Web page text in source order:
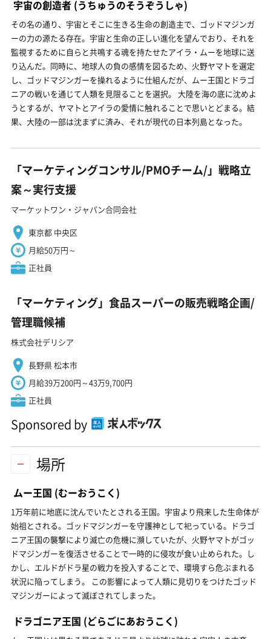
宇宙の創造者 (うちゅうのそうぞうしゃ)
その名の通り、宇宙とそこに生きる生命の創造主で、ゴッドマジンガ
ーの力の源たる存在。宇宙と生命の正しい進化を望んでおり、それを
監視するために自らと共鳴する魂を持たせたアイラ・ムーを地球に送
り込んだ。同時に、地球人の負の感情を図るため、火野ヤマトを選定
し、ゴッドマジンガーを操れるように仕組んだが、ムー王国とドラゴ
ニアの戦いを通じて人類を見限ることを選択。 大陸を海の底に沈めよ
うとするが、ヤマトとアイラの愛情に触れることで思いとどまる。結
果、大陸の一部は沈まずに済み、それが現代の日本列島となった。
「マーケティングコンサル/PMOチーム/」戦略立
案～実行支援
マーケットワン・ジャパン合同会社
東京都 中央区
月給50万円～
正社員
「マーケティング」食品スーパーの販売戦略企画/
管理職候補
株式会社デリシア
長野県 松本市
月給39万200円～43万9,700円
正社員
Sponsored by
場所
ムー王国 (むーおうこく)
1万年前に地底に沈んでいたとされる王国。宇宙より飛来した生命体が
始祖とされる。ゴッドマジンガーを守護神として祀っている。ドラゴ
ニア王国の襲撃により滅亡の危機に瀕していたが、火野ヤマトがゴッ
ドマジンガーを復活させることで一時的に侵攻が食い止められた。し
かし、エルドがドラ星の戦力を投入することで、環境すら危ぶまれる
状況に陥ってしまう。 この影響によって人類に見切りをつけたゴッド
マジンガーによって滅ぼされてしまった。
ドラゴニア王国 (どらごにあおうこく)